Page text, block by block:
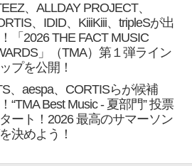
、ALLDAY PROJECT、
、IDID、KiiiKiii、tripleSが出
「2026 THE FACT MUSIC
」（TMA）第１弾ライン
プを公開！
、aespa、CORTISらが候補
“TMA Best Music - 夏部門” 投票
ート！2026 最高のサマーソン
決めよう！